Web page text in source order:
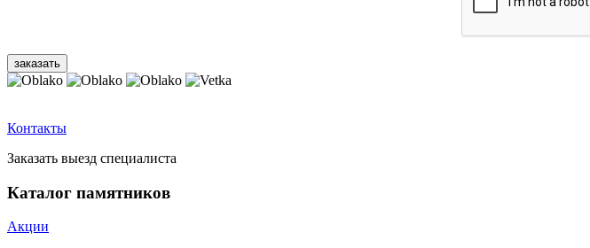
Контакты
Заказать выезд специалиста
Каталог памятников
Акции